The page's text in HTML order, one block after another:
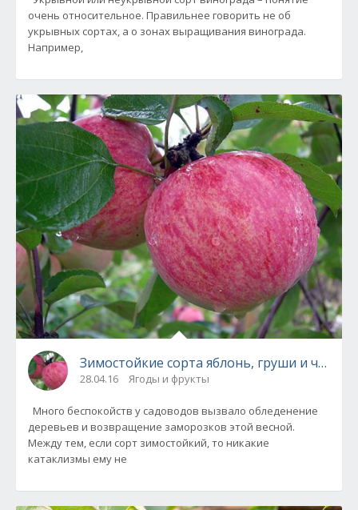
очень относительное. Правильнее говорить не об
укрывных сортах, а о зонах выращивания винограда.
Например,
Зимостойкие сорта яблонь, груши и
28.04.16 Ягоды и фрукты
Много беспокойств у садоводов вызвало обледенение
деревьев и возвращение заморозков этой весной.
Между тем, если сорт зимостойкий, то никакие
катаклизмы ему не